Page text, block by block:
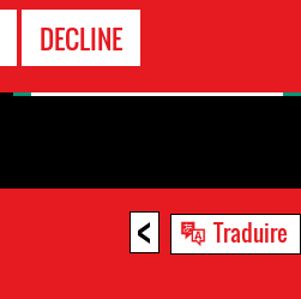
DECLINE
< Traduire
D'URGENCE